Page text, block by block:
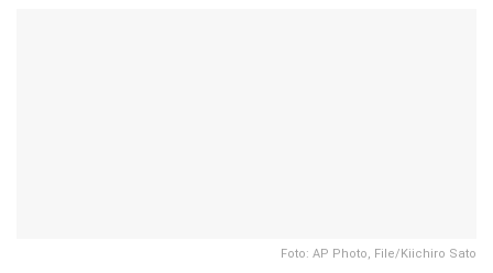
Foto: AP Photo, File/Kiichiro Sato